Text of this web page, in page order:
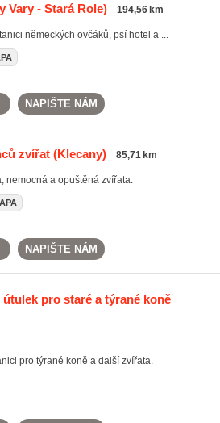
Vary - Stará Role) 194,56 km
německých ovčáků, psí hotel a ...
NAPIŠTE NÁM
zvířat(Klecany) 85,71 km
nemocná a opuštěná zvířata.
NAPIŠTE NÁM
pro staré a týrané koně
pro týrané koně a další zvířata.